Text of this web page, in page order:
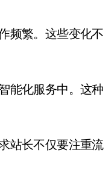
能化服务中。这种
站长不仅要注重流